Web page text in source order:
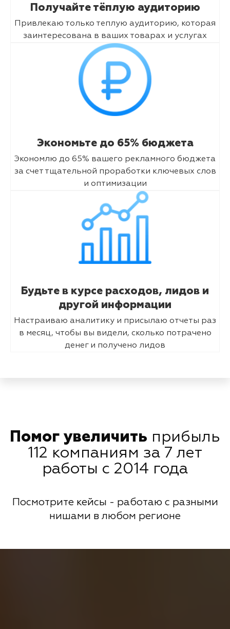
Получайте тёплую аудиторию
Привлекаю только теплую аудиторию, которая
заинтересована в ваших товарах и услугах
Экономьте до 65% бюджета
Экономлю до 65% вашего рекламного бюджета
за счет тщательной проработки ключевых слов
и оптимизации
Будьте в курсе расходов, лидов и
другой информации
Настраиваю аналитику и присылаю отчеты раз
в месяц, чтобы вы видели, сколько потрачено
денег и получено лидов
Помог увеличить прибыль
112 компаниям за 7 лет
работы с 2014 года
Посмотрите кейсы - работаю с разными
нишами в любом регионе